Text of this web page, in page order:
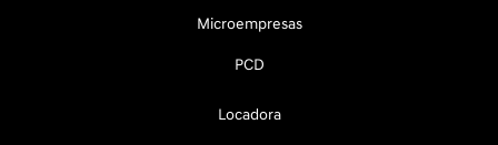
Microempresas
PCD
Locadora